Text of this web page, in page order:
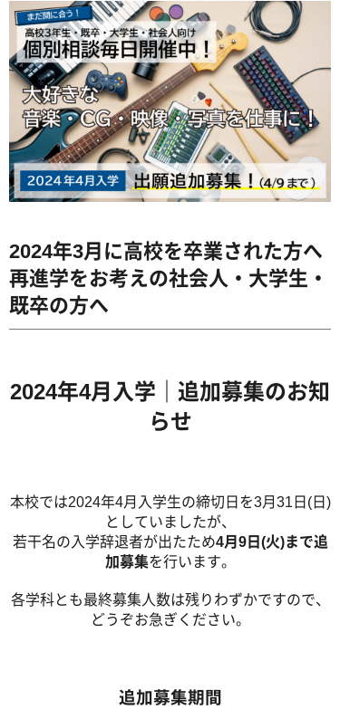
ドラム専攻
ビジュアル・クリエイター学科
AI&ゲームプログラマー専攻
MVクリエイター専攻
写真学科
学生作品
卒業生からのメッセージ
学費サポート
専門実践教育訓練給付金制度
留学生の方へ
書類ダウンロード
2024年3月に高校を卒業された方へ
再進学をお考えの社会人・大学生・
既卒の方へ
2024年4月入学｜追加募集のお知
らせ
本校では2024年4月入学生の締切日を3月31日(日)
としていましたが、
若干名の入学辞退者が出たため4月9日(火)まで追
加募集を行います。
各学科とも最終募集人数は残りわずかですので、
どうぞお急ぎください。
追加募集期間